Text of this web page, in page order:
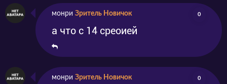
монри Зритель Новичок 0
а что с 14 среоией
монри Зритель Новичок 0